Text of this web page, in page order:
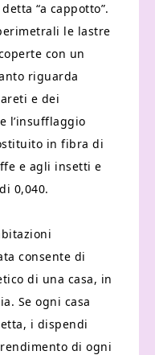
“a cappotto”.
le lastre
con un
riguarda
e dei
l’insufflaggio
in fibra di
e agli insetti e
0,040.
consente di
di una casa, in
Se ogni casa
i dispendi
di ogni